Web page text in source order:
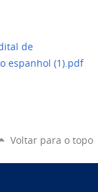
de
espanhol (1).pdf
Voltar para o topo